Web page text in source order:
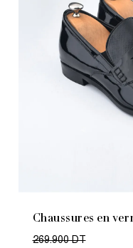
Chaussures en
269.900 DT